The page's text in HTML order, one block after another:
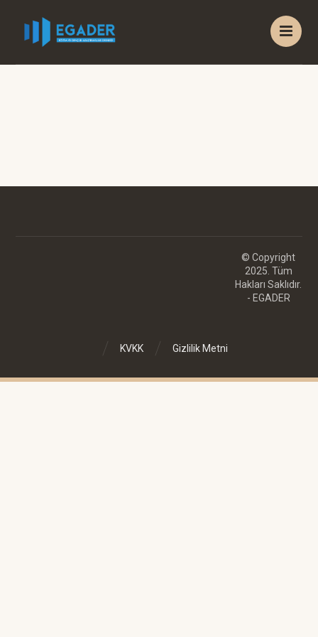
© Copyright
2025. Tüm
Hakları Saklıdır.
- EGADER
Gizlilik Metni
KVKK